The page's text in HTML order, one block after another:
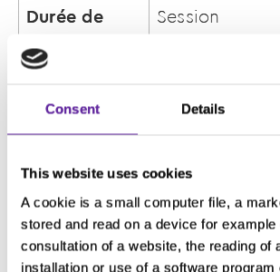
Consent Details
This website uses cookies
A cookie is a small computer file, a
stored and read on a device for example
consultation of a website, the reading of
installation or use of a software program
Durée de
Session
traitement
« basée sur les
Droits et • droit